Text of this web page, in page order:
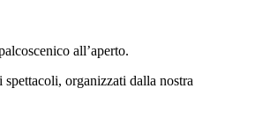
all’aperto.
organizzati dalla nostra